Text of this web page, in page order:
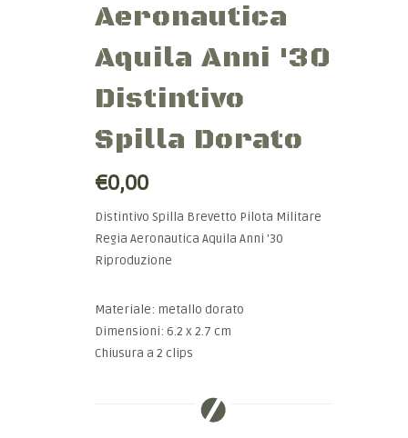
Aeronautica
Aquila Anni '30
Distintivo
Spilla Dorato
€0,00
Distintivo Spilla Brevetto Pilota Militare
Regia Aeronautica Aquila Anni '30
Riproduzione
Materiale: metallo dorato
Dimensioni: 6.2 x 2.7 cm
Chiusura a 2 clips